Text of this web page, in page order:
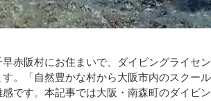
赤阪村にお住まいで、ダイビングライセ
。「自然豊かな村から大阪市内のスクー
です。本記事では大阪・南森町のダイビ